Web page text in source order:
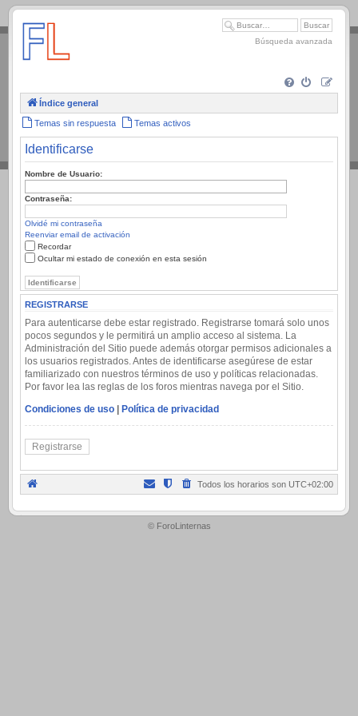
.
Búsqueda avanzada
Índice general
Temas sin respuesta Temas activos
Identificarse
Nombre de Usuario:
Contraseña:
Olvidé mi contraseña
Reenviar email de activación
Recordar
Ocultar mi estado de conexión en esta sesión
REGISTRARSE
Para autenticarse debe estar registrado. Registrarse tomará solo unos
pocos segundos y le permitirá un amplio acceso al sistema. La
Administración del Sitio puede además otorgar permisos adicionales a
los usuarios registrados. Antes de identificarse asegúrese de estar
familiarizado con nuestros términos de uso y políticas relacionadas.
Por favor lea las reglas de los foros mientras navega por el Sitio.
Condiciones de uso | Política de privacidad
Registrarse
Todos los horarios son UTC+02:00
.
© ForoLinternas